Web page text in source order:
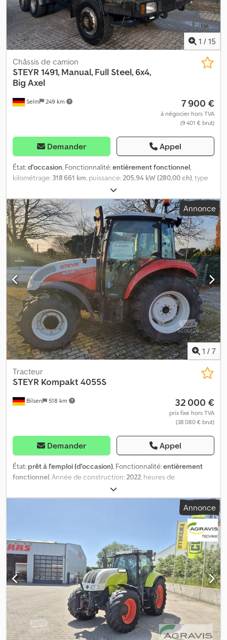
1 / 15
Selm 249 km
Châssis de camion
STEYR 1491, Manual, Full Steel, 6x4,
Big Axel
7 900 €
à négocier hors TVA
(9 401 € brut)
Demander Appel
État:d'occasion, Fonctionnalité:entièrement fonctionnel,
kilométrage: 318 661 km, puissance:205,94 kW (280,00 ch), type
, Année de construction:
Châssis / - Boîte de vitesses manuelle - Suspension à lames
(avant/arrière) - Moteur Steyr 6 cylindres - 3 essieux - 6x4 - Essieu
renforcé - Pompe hydraulique Cedpfsym Uvxsx Apnjrf - Bon état
Sous réserve d'erreurs et de vente préalable.
Annonce
1 / 7
Bilsen 518 km
Tracteur
STEYR Kompakt 4055S
32 000 €
prix fixe hors TVA
(38 080 € brut)
Demander Appel
État: prêt à l'emploi (d'occasion), Fonctionnalité:entièrement
fonctionnel, Année de construction:2022, heures de
, puissance:
carburant:diesel, première immatriculation:09/2022, couleur:
, Offre commerciale : Sur mandat client, nous proposons :
Tracteur STEYR modèle Kompakt 4055S 43 kW / 69 ch – 3 387 cm³
cylindrée – Diesel – Première mise en circulation 02/09/2022 –
357 heures de fonctionnement – TVA récupérable - Pour plus de
détails, voir également les photos originales Cjdjy Ndcuepfx Apnjrf
Prenez rendez-vous pour une visite.
Annonce